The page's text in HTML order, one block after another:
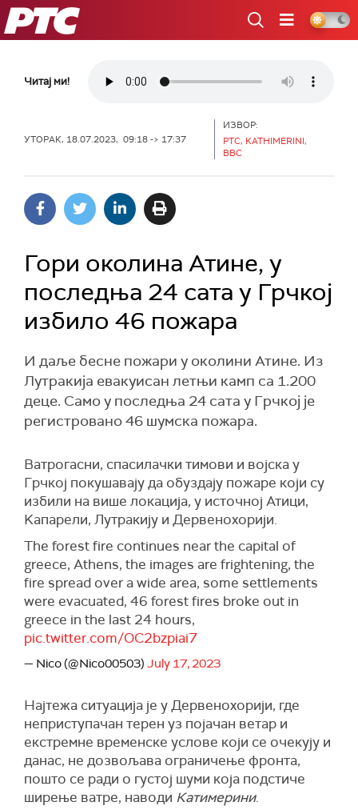
РТС
Читај ми!
УТОРАК, 18.07.2023, 09:18 -> 17:37
ИЗВОР:
РТС, KATHIMERINI,
BBC
Гори околина Атине, у
последња 24 сата у Грчкој
избило 46 пожара
И даље бесне пожари у околини Атине. Из
Лутракија евакуисан летњи камп са 1.200
деце. Само у последња 24 сата у Грчкој је
регистровано 46 шумска пожара.
Ватрогасни, спасилачки тимови и војска у
Грчкој покушавају да обуздају пожаре који су
избили на више локација, у источној Атици,
Kапарели, Лутракију и Дервенохорији.
The forest fire continues near the capital of
greece, Athens, the images are frightening, the
fire spread over a wide area, some settlements
were evacuated, 46 forest fires broke out in
greece in the last 24 hours,
pic.twitter.com/OC2bzpiai7
— Nico (@Nico00503) July 17, 2023
Најтежа ситуација је у Дервенохорији, где
неприступачан терен уз појачан ветар и
екстремне временске услове који се очекују и
данас, не дозвољава ограничење фронта,
пошто се ради о густој шуми која подстиче
ширење ватре, наводи Катимерини.